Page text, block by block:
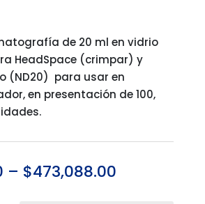
de 20 ml en vidrio
HeadSpace (crimpar) y
(ND20) para usar en
en presentación de 100,
– $473,088.00